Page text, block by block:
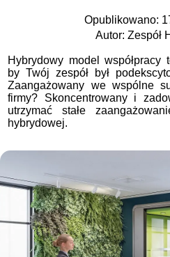
Opublikowano:
Autor: Zespół
Hybrydowy model współpracy
by Twój zespół był
Zaangażowany we wspólne
firmy? Skoncentrowany i
utrzymać stałe
hybrydowej.